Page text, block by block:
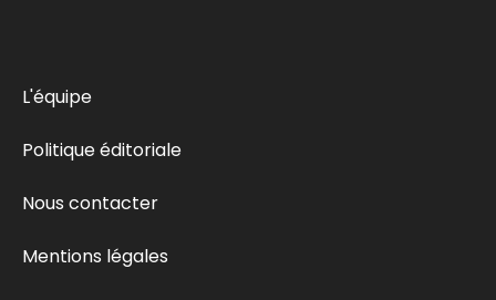
L'équipe
Politique éditoriale
Nous contacter
Mentions légales